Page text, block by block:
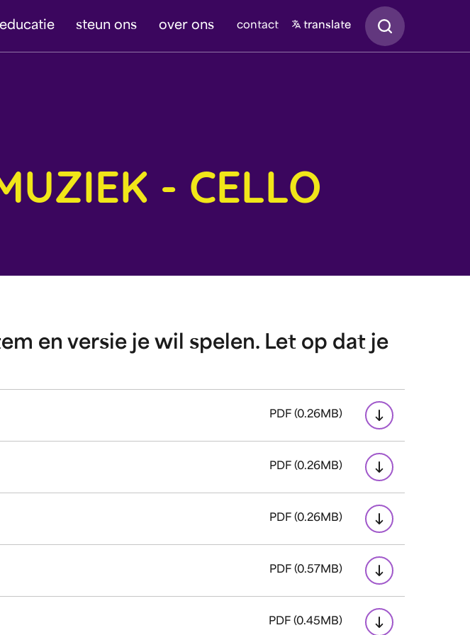
educatie steun ons over ons contact translate
Zoeken
- CELLO
en versie je wil spelen. Let op dat je
PDF (0.26MB)
PDF (0.26MB)
PDF (0.26MB)
PDF (0.57MB)
PDF (0.45MB)